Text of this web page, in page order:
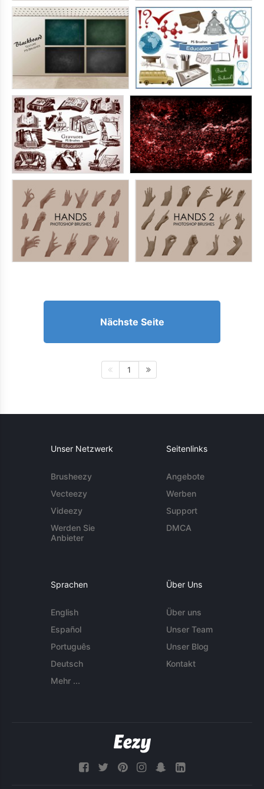
Nächste Seite
1
Unser Netzwerk
Brusheezy
Vecteezy
Videezy
Werden Sie
Anbieter
Seitenlinks
Angebote
Werben
Support
DMCA
Sprachen
English
Español
Português
Deutsch
Mehr ...
Über Uns
Über uns
Unser Team
Unser Blog
Kontakt